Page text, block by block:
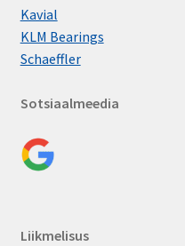
Kavial
KLM Bearings
Schaeffler
Sotsiaalmeedia
Liikmelisus